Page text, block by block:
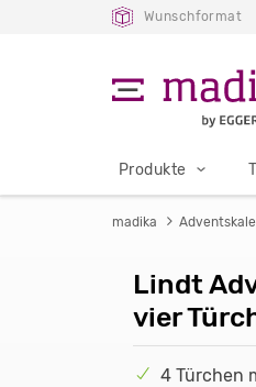
Wunschformat
Produkte
madika
Lindt
vier
4 Türchen